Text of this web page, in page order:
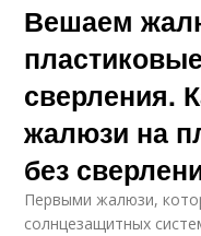
Вешаем
сверления.
жалюзи на
без
Первыми жалюзи,
солнцезащитных